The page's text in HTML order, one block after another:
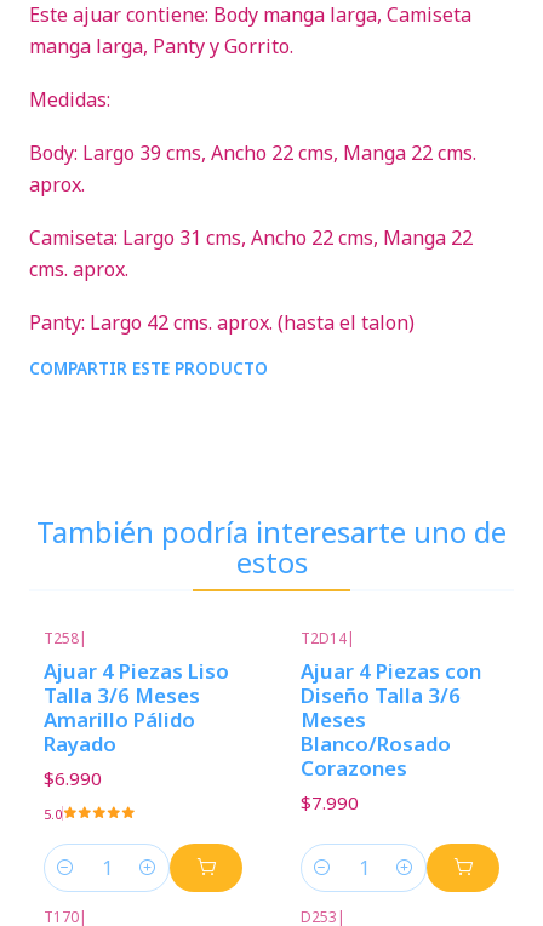
Este ajuar contiene: Body manga larga, Camiseta
manga larga, Panty y Gorrito.
Medidas:
Body: Largo 39 cms, Ancho 22 cms, Manga 22 cms.
aprox.
Camiseta: Largo 31 cms, Ancho 22 cms, Manga 22
cms. aprox.
Panty: Largo 42 cms. aprox. (hasta el talon)
COMPARTIR ESTE PRODUCTO
También podría interesarte uno de
estos
T258|
Ajuar 4 Piezas Liso
Talla 3/6 Meses
Amarillo Pálido
Rayado
$6.990
5.0
Cantidad
T2D14|
Ajuar 4 Piezas con
Diseño Talla 3/6
Meses
Blanco/Rosado
Corazones
$7.990
Cantidad
T170| D253 |